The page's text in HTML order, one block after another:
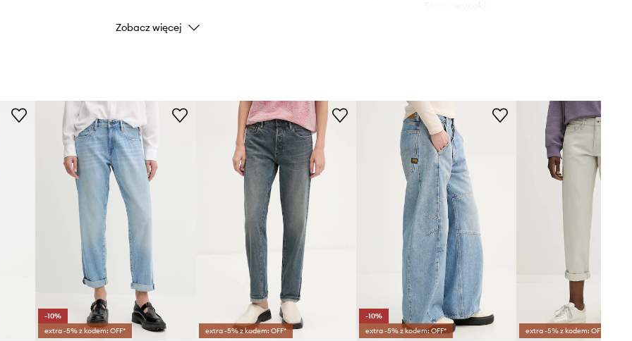
Kolor
Producent
wzrostu i ma na sobie rozmiar
27/32.
Rozmiarówka standardowa
Zalecamy wybór rozmiaru, jaki nosisz
zazwyczaj.
Tabela rozmiarów
Zobacz więcej
-10%
extra -5% z kodem: OFF*
extra -5% z kodem: OFF*
-10%
extra -5% z kodem: OFF*
extra -5% z kodem: OFF*